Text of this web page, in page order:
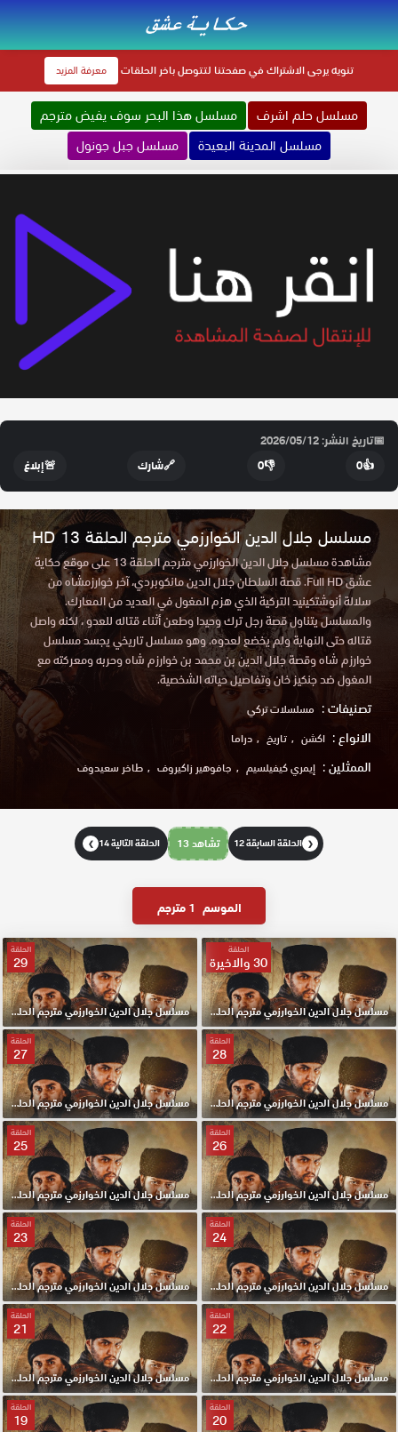
تنويهيرجى الاشتراك في صفحتنا لتتوصل باخر الحلقات معرفة المزيد
مسلسل حلم اشرف
مسلسل هذا البحر سوف يفيض مترجم
مسلسل المدينة البعيدة
مسلسل جبل جونول
📅تاريخ النشر: 2026/05/12
👍
0
👎
0
🔗شارك 🚨إبلاغ
مسلسل جلال الدين الخوارزمي مترجم الحلقة 13 HD
مشاهدة مسلسل جلال الدين الخوارزمي مترجم الحلقة 13 على موقع حكاية
عشق Full HD. قصة السلطان جلال الدين مانكوبردي، آخر خوارزمشاه من
سلالة أنوشتكينيد التركية الذي هزم المغول في العديد من المعارك.
والمسلسل يتناول قصة رجل ترك وحيدا وطعن أثناء قتاله للعدو ، لكنه واصل
قتاله حتى النهاية ولم يخضع لعدوه. وهو مسلسل تاريخي يجسد مسلسل
خوارزم شاه وقصة جلال الدين بن محمد بن خوارزم شاه وحربه ومعركته مع
المغول ضد جنكيز خان وتفاصيل حياته الشخصية.
تصنيفات : مسلسلات تركي
الانواع : اكشن تاريخ دراما
الممثلين : إيمري كيفيلسيم جافوهير زاكيروف طاخر سعيدوف
❮ الحلقة السابقة 12 تشاهد 13 الحلقة التالية 14 ❯
الموسم 1 مترجم
الحلقة
30 والاخيرة
مسلسل جلال الدين الخوارزمي مترجم الحلقة 30 والاخيرة HD
الحلقة
29
مسلسل جلال الدين الخوارزمي مترجم الحلقة 29 HD
الحلقة
28
مسلسل جلال الدين الخوارزمي مترجم الحلقة 28 HD
الحلقة
27
مسلسل جلال الدين الخوارزمي مترجم الحلقة 27 HD
الحلقة
26
مسلسل جلال الدين الخوارزمي مترجم الحلقة 26 HD
الحلقة
25
مسلسل جلال الدين الخوارزمي مترجم الحلقة 25 HD
الحلقة
24
مسلسل جلال الدين الخوارزمي مترجم الحلقة 24 HD
الحلقة
23
مسلسل جلال الدين الخوارزمي مترجم الحلقة 23 HD
الحلقة
22
مسلسل جلال الدين الخوارزمي مترجم الحلقة 22 HD
الحلقة
21
مسلسل جلال الدين الخوارزمي مترجم الحلقة 21 HD
الحلقة
20
الحلقة
19